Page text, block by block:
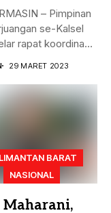
– Pimpinan
se-Kalsel
rapat koordinasi
29 MARET 2023
BARAT
NASIONAL
Maharani,